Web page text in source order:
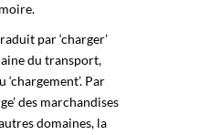
par ‘charger’
du transport,
‘chargement’. Par
des marchandises
domaines, la